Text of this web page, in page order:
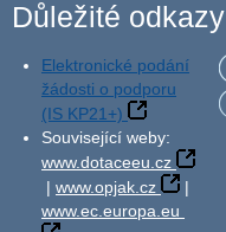
Důležité odkazy
Elektronické podání
žádosti o podporu
(IS KP21+)
Související weby:
www.dotaceeu.cz
| www.opjak.cz
|
www.ec.europa.eu